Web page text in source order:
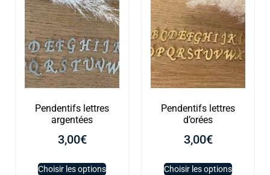
Pendentifs lettres
argentées
3,00€
Choisir les options
Pendentifs lettres
d’orées
3,00€
Choisir les options